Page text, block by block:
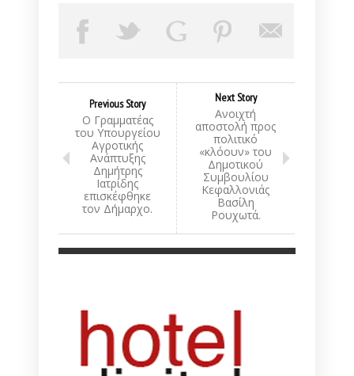
Previous Story
Ο Γραμματέας
του Υπουργείου
Αγροτικής
Ανάπτυξης
Δημήτρης
Ιατρίδης
επισκέφθηκε
τον Δήμαρχο.
Next Story
Ανοιχτή
αποστολή προς
πολιτικό
«κλόουν» του
Δημοτικού
Συμβουλίου
Κεφαλλονιάς
Βασίλη
Ρουχωτά.